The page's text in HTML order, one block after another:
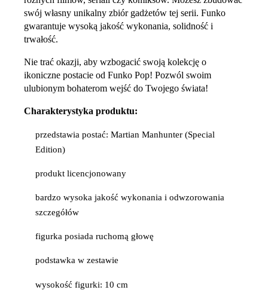
swój własny unikalny zbiór gadżetów tej serii. Funko
gwarantuje wysoką jakość wykonania, solidność i
trwałość.
Nie trać okazji, aby wzbogacić swoją kolekcję o
ikoniczne postacie od Funko Pop! Pozwól swoim
ulubionym bohaterom wejść do Twojego świata!
Charakterystyka produktu:
przedstawia postać: Martian Manhunter (Special
Edition)
produkt licencjonowany
bardzo wysoka jakość wykonania i odwzorowania
szczegółów
figurka posiada ruchomą głowę
podstawka w zestawie
wysokość figurki: 10 cm